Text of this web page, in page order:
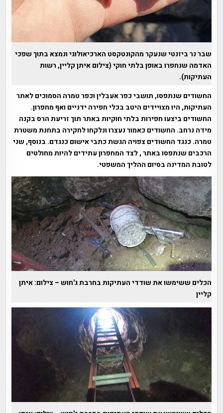
שבר נר ביזנטי שנעקר מהקונטקסט הארכיאולוגי ונמצא בתוך שפכי
האדמה שנחפרו באופן בלתי חוקי (צילום איתן קליין, רשות
העתיקות).
החשודים שנתפסו, תושבי כפר אעבלין וכפר טמרה הסמוכים לאתר
העתיקות, היו מצויידים היטב בכלי חפירה ידניים ואף מחפרון.
החשודים ביצעו חפירות בלתי חוקיות באתר תוך זריעת הרס בקנה
מידה נרחב. החשודים כאמור נעצרו ונלקחו לחקירה בתחנת משטרת
טמרה. כנגד החשודים צפויה הגשת כתבי אישום כנגדם. בנוסף, שני
הרכבים שנתפסו באתר , לצד המחפרון עתידים להיות מחולטים
לטובת המדינה בסיום ההליך המשפטי.
הכלים ששימשו את שודדי העתיקות בחרבת ג'חוש – צילום: איתן
קליין